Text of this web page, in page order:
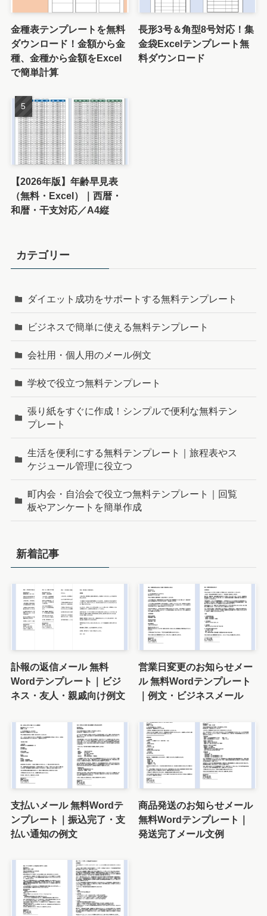
人気記事
3種類の新聞テンプレート
を無料ダウンロード｜
Wordレイアウトで簡単に
新聞作成
金種表テンプレートを無料
ダウンロード！金額から金
種、金種から金額をExcel
で簡単計算
長形3号＆角型8号対応！集
金袋Excelテンプレート無
料ダウンロード
【2026年版】年齢早見表
（無料・Excel）｜西暦・
和暦・干支対応／A4縦
ダイエット成功をサポートする無料テンプレート
ビジネスで簡単に使える無料テンプレート
会社用・個人用のメール例文
学校で役立つ無料テンプレート
張り紙をすぐに作成！シンプルで便利な無料テン
生活を便利にする無料テンプレート｜旅程表やス
ケジュール管理に役立つ
町内会・自治会で役立つ無料テンプレート｜回覧
新着記事